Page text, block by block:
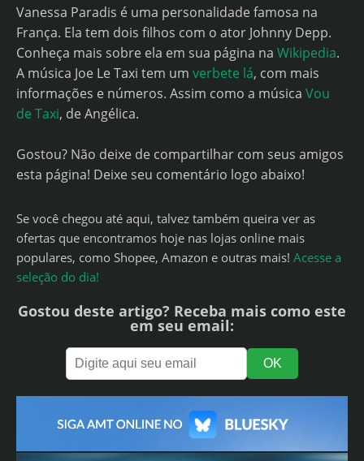
Vanessa Paradis é uma personalidade famosa na
França. Ela tem dois filhos com o ator Johnny Depp.
Conheça mais sobre ela em sua página na Wikipedia.
A música Joe Le Taxi tem um verbete lá, com mais
informações e números. Assim como a música Vou
de Taxi, de Angélica.
Gostou? Não deixe de compartilhar com seus amigos
esta página! Deixe seu comentário logo abaixo!
Se você chegou até aqui, talvez também queira ver as
ofertas que encontramos hoje nas lojas online mais
populares, como Shopee, Amazon e outras mais! Acesse a
seleção do dia!
Gostou deste artigo? Receba mais como este
em seu email: